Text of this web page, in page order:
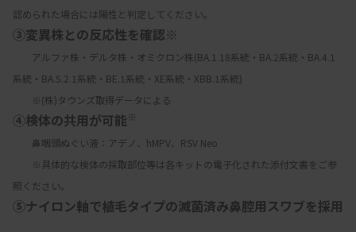
認められた場合には陽性と判定してください。
③変異株との反応性を確認※
アルファ株・デルタ株・オミクロン株(BA.1.18系統・BA.2系統・BA.4.1
系統・BA.5.2.1系統・BE.1系統・XE系統・XBB.1系統)
※(株)タウンズ取得データによる
④検体の共用が可能※
鼻咽頭ぬぐい液：アデノ、hMPV、RSV Neo
※具体的な検体の採取部位等は各キットの電子化された添付文書をご参
照ください。
⑤ナイロン軸で植毛タイプの滅菌済み鼻腔用スワブを採用